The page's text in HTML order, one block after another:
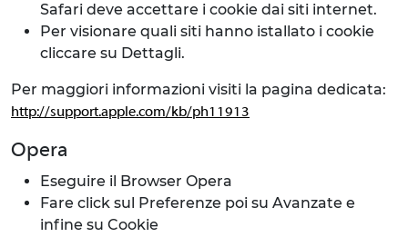
Safari deve accettare i cookie dai siti internet.
Per visionare quali siti hanno istallato i cookie
cliccare su Dettagli.
Per maggiori informazioni visiti la pagina dedicata:
http://support.apple.com/kb/ph11913
Opera
Eseguire il Browser Opera
Fare click sul Preferenze poi su Avanzate e
infine su Cookie